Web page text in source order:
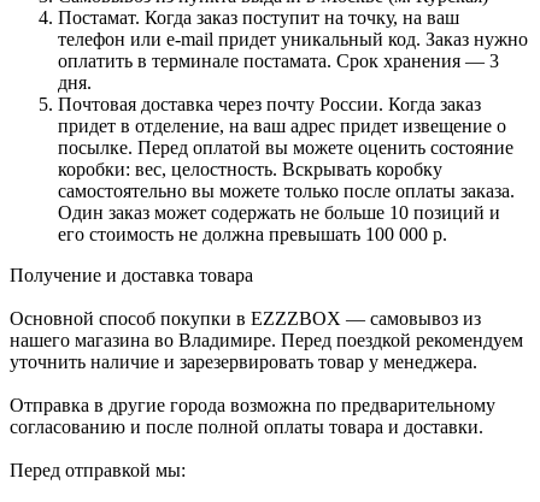
Постамат. Когда заказ поступит на точку, на ваш
телефон или e-mail придет уникальный код. Заказ нужно
оплатить в терминале постамата. Срок хранения — 3
дня.
Почтовая доставка через почту России. Когда заказ
придет в отделение, на ваш адрес придет извещение о
посылке. Перед оплатой вы можете оценить состояние
коробки: вес, целостность. Вскрывать коробку
самостоятельно вы можете только после оплаты заказа.
Один заказ может содержать не больше 10 позиций и
его стоимость не должна превышать 100 000 р.
Получение и доставка товара
Основной способ покупки в EZZZBOX — самовывоз из
нашего магазина во Владимире. Перед поездкой рекомендуем
уточнить наличие и зарезервировать товар у менеджера.
Отправка в другие города возможна по предварительному
согласованию и после полной оплаты товара и доставки.
Перед отправкой мы: